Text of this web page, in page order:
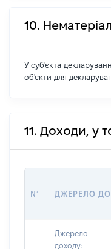
10.
У суб'єкта
об'єкти для
11. Доходи, у
№ ДЖЕРЕЛО
Джерело
доходу: